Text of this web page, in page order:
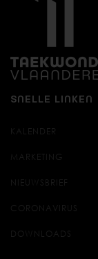
SNELLE LINKEN
KALENDER
MARKETING
NIEUWSBRIEF
CORONAVIRUS
DOWNLOADS